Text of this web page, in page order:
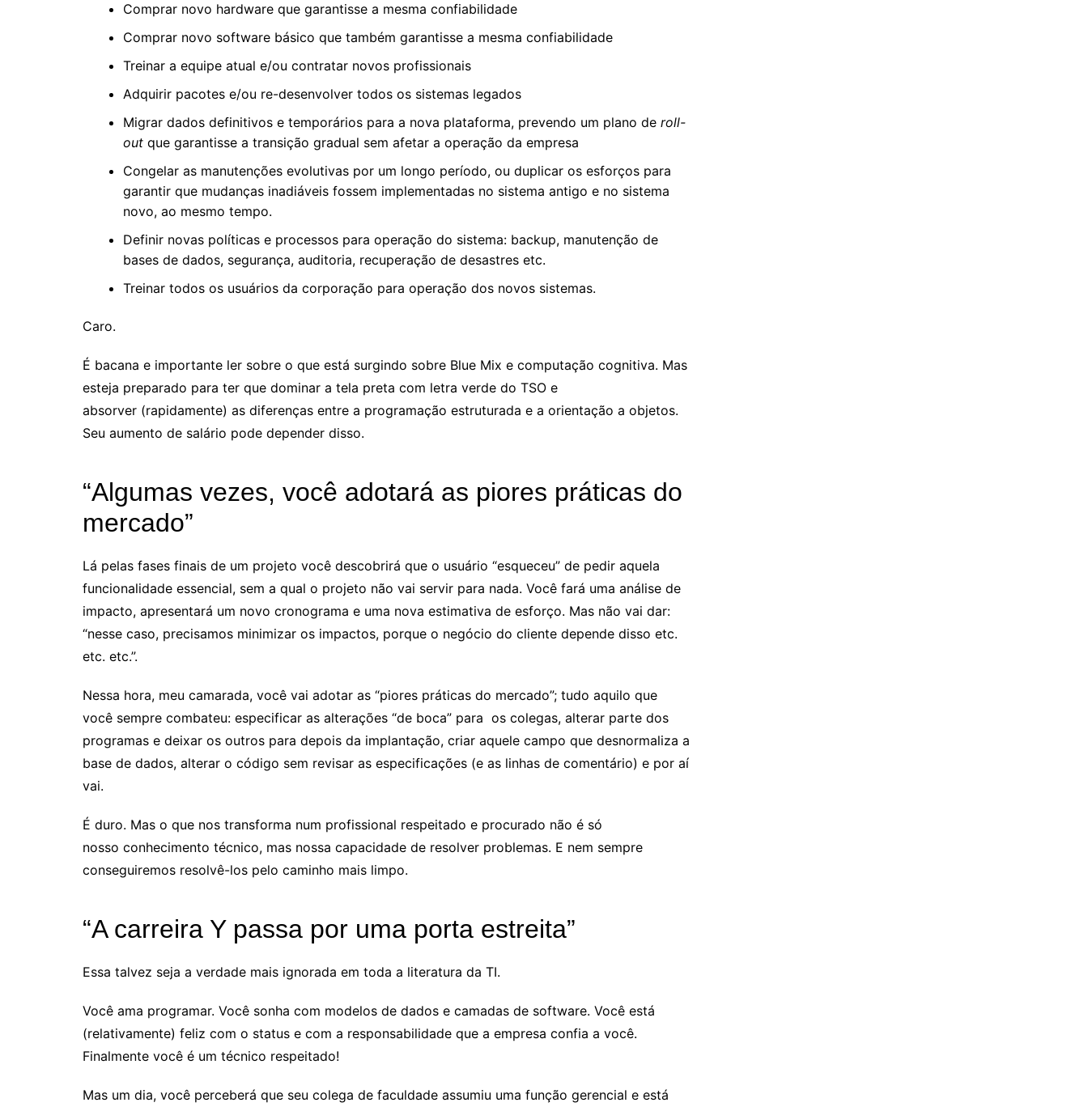
Comprar novo hardware que garantisse a mesma confiabilidade
Comprar novo software básico que também garantisse a mesma confiabilidade
Treinar a equipe atual e/ou contratar novos profissionais
Adquirir pacotes e/ou re-desenvolver todos os sistemas legados
Migrar dados definitivos e temporários para a nova plataforma, prevendo um plano de roll-
out que garantisse a transição gradual sem afetar a operação da empresa
Congelar as manutenções evolutivas por um longo período, ou duplicar os esforços para
garantir que mudanças inadiáveis fossem implementadas no sistema antigo e no sistema
novo, ao mesmo tempo.
Definir novas políticas e processos para operação do sistema: backup, manutenção de
bases de dados, segurança, auditoria, recuperação de desastres etc.
Treinar todos os usuários da corporação para operação dos novos sistemas.
Caro.
É bacana e importante ler sobre o que está surgindo sobre Blue Mix e computação cognitiva. Mas
esteja preparado para ter que dominar a tela preta com letra verde do TSO e
absorver (rapidamente) as diferenças entre a programação estruturada e a orientação a objetos.
Seu aumento de salário pode depender disso.
“Algumas vezes, você adotará as piores práticas do
mercado”
Lá pelas fases finais de um projeto você descobrirá que o usuário “esqueceu” de pedir aquela
funcionalidade essencial, sem a qual o projeto não vai servir para nada. Você fará uma análise de
impacto, apresentará um novo cronograma e uma nova estimativa de esforço. Mas não vai dar:
“nesse caso, precisamos minimizar os impactos, porque o negócio do cliente depende disso etc.
etc. etc.”.
Nessa hora, meu camarada, você vai adotar as “piores práticas do mercado”; tudo aquilo que
você sempre combateu: especificar as alterações “de boca” para os colegas, alterar parte dos
programas e deixar os outros para depois da implantação, criar aquele campo que desnormaliza a
base de dados, alterar o código sem revisar as especificações (e as linhas de comentário) e por aí
vai.
É duro. Mas o que nos transforma num profissional respeitado e procurado não é só
nosso conhecimento técnico, mas nossa capacidade de resolver problemas. E nem sempre
conseguiremos resolvê-los pelo caminho mais limpo.
“A carreira Y passa por uma porta estreita”
Essa talvez seja a verdade mais ignorada em toda a literatura da TI.
Você ama programar. Você sonha com modelos de dados e camadas de software. Você está
(relativamente) feliz com o status e com a responsabilidade que a empresa confia a você.
Finalmente você é um técnico respeitado!
Mas um dia, você perceberá que seu colega de faculdade assumiu uma função gerencial e está